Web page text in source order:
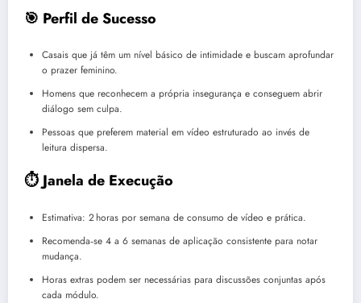
🎯 Perfil de Sucesso
Casais que já têm um nível básico de intimidade e buscam aprofundar
o prazer feminino.
Homens que reconhecem a própria insegurança e conseguem abrir
diálogo sem culpa.
Pessoas que preferem material em vídeo estruturado ao invés de
leitura dispersa.
⏱️ Janela de Execução
Estimativa: 2 horas por semana de consumo de vídeo e prática.
Recomenda‑se 4 a 6 semanas de aplicação consistente para notar
mudança.
Horas extras podem ser necessárias para discussões conjuntas após
cada módulo.